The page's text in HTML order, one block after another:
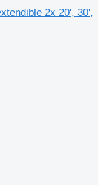
2x 20', 30',